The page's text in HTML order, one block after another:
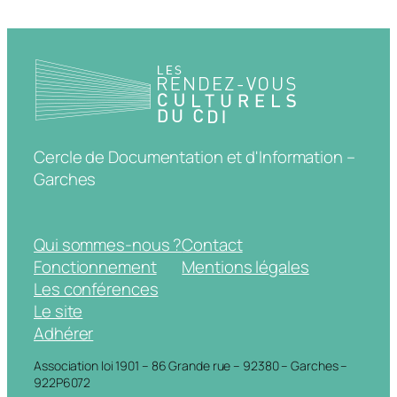
Cercle de Documentation et d'Information –
Garches
Qui sommes-nous ?
Fonctionnement
Les conférences
Le site
Adhérer
Contact
Mentions légales
Association loi 1901 – 86 Grande rue – 92380 – Garches –
922P6072